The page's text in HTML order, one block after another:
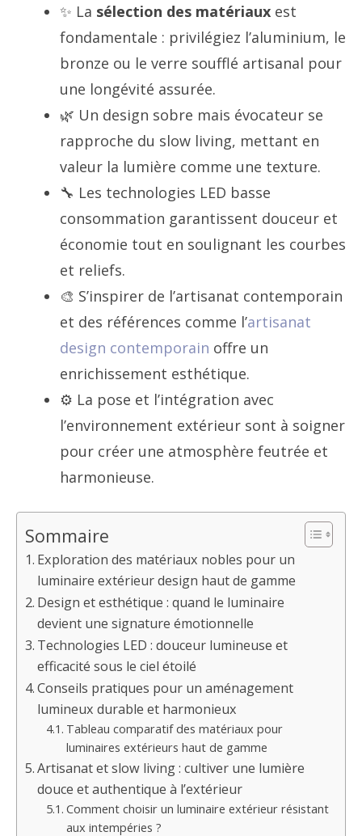
✨ La sélection des matériaux est
fondamentale : privilégiez l’aluminium, le
bronze ou le verre soufflé artisanal pour
une longévité assurée.
🌿 Un design sobre mais évocateur se
rapproche du slow living, mettant en
valeur la lumière comme une texture.
🔧 Les technologies LED basse
consommation garantissent douceur et
économie tout en soulignant les courbes
et reliefs.
🎨 S’inspirer de l’artisanat contemporain
et des références comme l’artisanat
design contemporain offre un
enrichissement esthétique.
⚙️ La pose et l’intégration avec
l’environnement extérieur sont à soigner
pour créer une atmosphère feutrée et
harmonieuse.
Sommaire
Exploration des matériaux nobles pour un
luminaire extérieur design haut de gamme
Design et esthétique : quand le luminaire
devient une signature émotionnelle
Technologies LED : douceur lumineuse et
efficacité sous le ciel étoilé
Conseils pratiques pour un aménagement
lumineux durable et harmonieux
Tableau comparatif des matériaux pour
luminaires extérieurs haut de gamme
Artisanat et slow living : cultiver une lumière
douce et authentique à l’extérieur
Comment choisir un luminaire extérieur résistant
aux intempéries ?